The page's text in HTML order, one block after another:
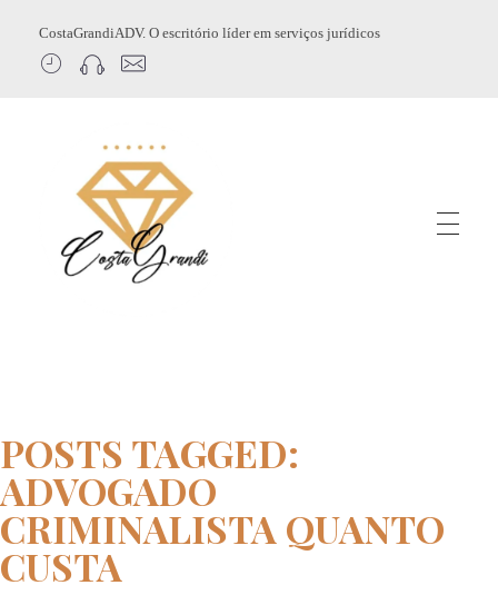
CostaGrandiADV. O escritório líder em serviços jurídicos
POSTS TAGGED:
ADVOGADO
CRIMINALISTA QUANTO
CUSTA